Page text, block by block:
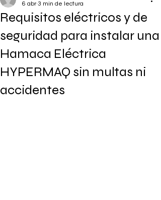
Requisitos eléctricos y de
seguridad para instalar una
Hamaca Eléctrica
HYPERMAQ sin multas ni
accidentes
6 abr 3 min de lectura